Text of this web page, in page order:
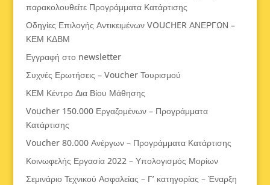
παρακολουθείτε Προγράμματα Κατάρτισης
Οδηγίες Επιλογής Αντικειμένων VOUCHER ΑΝΕΡΓΩΝ –
ΚΕΜ ΚΔΒΜ
Εγγραφή στο newsletter
Συχνές Ερωτήσεις – Voucher Τουρισμού
ΚΕΜ Κέντρο Δια Βίου Μάθησης
Voucher 150.000 Εργαζομένων – Προγράμματα
Κατάρτισης
Voucher 80.000 Ανέργων – Προγράμματα Κατάρτισης
Κοινωφελής Εργασία 2022 – Υπολογισμός Μορίων
Σεμινάριο Τεχνικού Ασφαλείας – Γ’ κατηγορίας – Έναρξη